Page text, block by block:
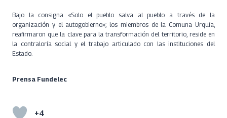
Bajo la consigna «Solo el pueblo salva al pueblo a través de la
organización y el autogobierno»; los miembros de la Comuna Urquía,
reafirmaron que la clave para la transformación del territorio, reside en
la contraloría social y el trabajo articulado con las instituciones del
Estado.
Prensa Fundelec
+4